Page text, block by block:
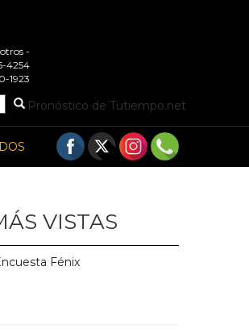
-
4254
1923
Pronóstico de Tutiempo.net
VISTAS
Fénix